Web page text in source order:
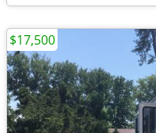
$17,500